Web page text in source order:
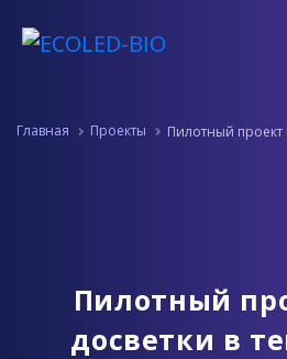
Главная Проекты
Пилотный
досветки в